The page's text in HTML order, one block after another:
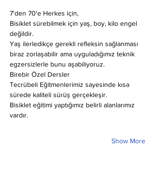
7'den 70'e Herkes için,
Bisiklet sürebilmek için yaş, boy, kilo engel
değildir.
Yaş ilerledikçe gerekli refleksin sağlanması
biraz zorlaşabilir ama uyguladığımız teknik
egzersizlerle bunu aşabiliyoruz.
Birebir Özel Dersler
Tecrübeli Eğitmenlerimiz sayesinde kısa
sürede kaliteli sürüş gerçekleşir.
Bisiklet eğitimi yaptığımız belirli alanlarımız
vardır.
Show More